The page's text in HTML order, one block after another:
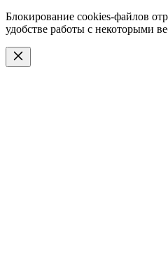
Блокирование cookies-файлов
удобстве работы с некоторыми